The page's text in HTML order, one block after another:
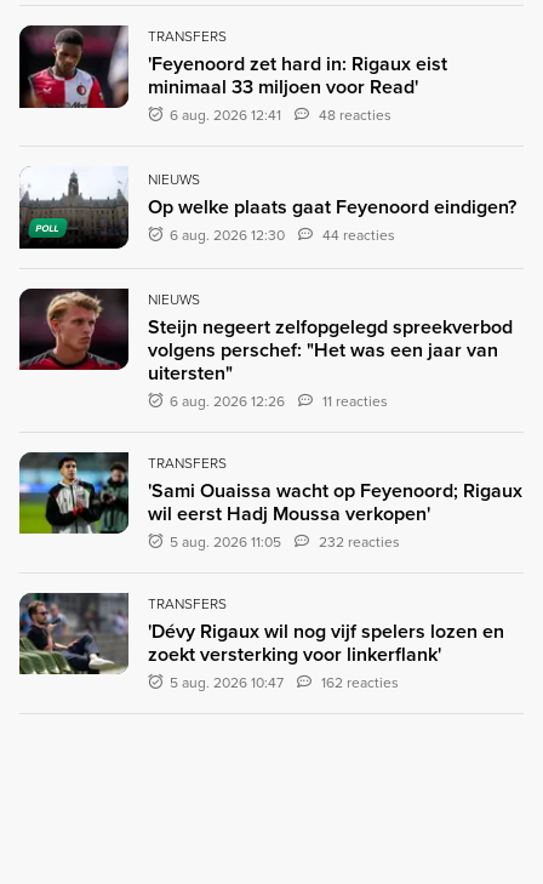
TRANSFERS
'Feyenoord zet hard in: Rigaux eist
minimaal 33 miljoen voor Read'
6 aug. 2026 12:41 48 reacties
POLL
NIEUWS
Op welke plaats gaat Feyenoord eindigen?
6 aug. 2026 12:30 44 reacties
NIEUWS
Steijn negeert zelfopgelegd spreekverbod
volgens perschef: "Het was een jaar van
uitersten"
6 aug. 2026 12:26 11 reacties
TRANSFERS
'Sami Ouaissa wacht op Feyenoord; Rigaux
wil eerst Hadj Moussa verkopen'
5 aug. 2026 11:05 232 reacties
TRANSFERS
'Dévy Rigaux wil nog vijf spelers lozen en
zoekt versterking voor linkerflank'
5 aug. 2026 10:47 162 reacties